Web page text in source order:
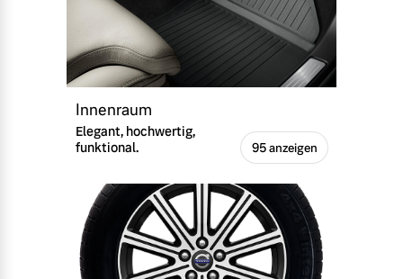
Innenraum
Elegant, hochwertig,
funktional.
95 anzeigen